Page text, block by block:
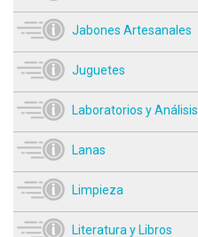
Jabones Artesanales
Juguetes
Laboratorios y Análisis
Lanas
Limpieza
Literatura y Libros